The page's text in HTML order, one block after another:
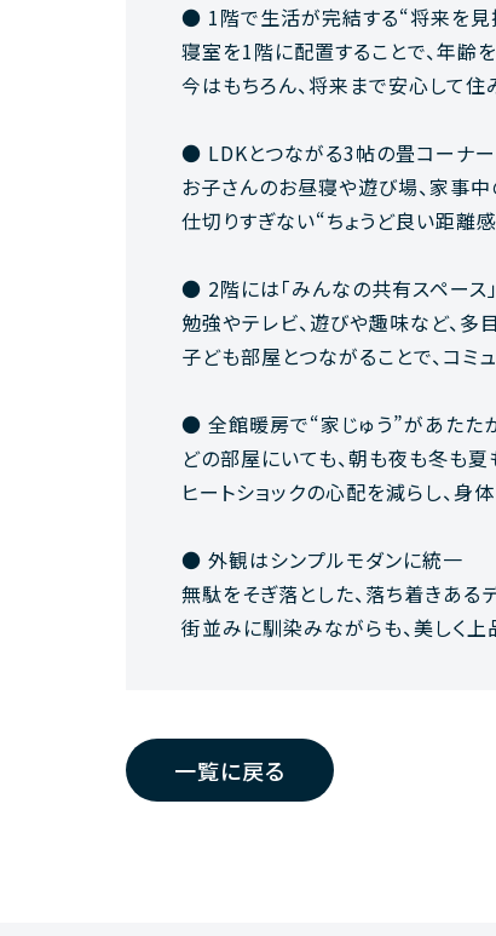
● 1階で生活が完結する“将来を見
寝室を1階に配置することで、年齢
今はもちろん、将来まで安心して住
● LDKとつながる3帖の畳コーナー
お子さんのお昼寝や遊び場、家事中
仕切りすぎない“ちょうど良い距離
● 2階には「みんなの共有スペース
勉強やテレビ、遊びや趣味など、多
子ども部屋とつながることで、コミ
● 全館暖房で“家じゅう”があたた
どの部屋にいても、朝も夜も冬も
ヒートショックの心配を減らし、身
● 外観はシンプルモダンに統一
無駄をそぎ落とした、落ち着きある
街並みに馴染みながらも、美しく上
一覧に戻る